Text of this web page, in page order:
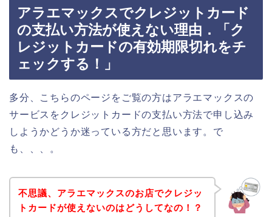
アラエマックスでクレジットカード
の支払い方法が使えない理由．「ク
レジットカードの有効期限切れをチ
ェックする！」
多分、こちらのページをご覧の方はアラエマックスの
サービスをクレジットカードの支払い方法で申し込み
しようかどうか迷っている方だと思います。で
も、、、。
不思議、アラエマックスのお店でクレジッ
トカードが使えないのはどうしてなの！？